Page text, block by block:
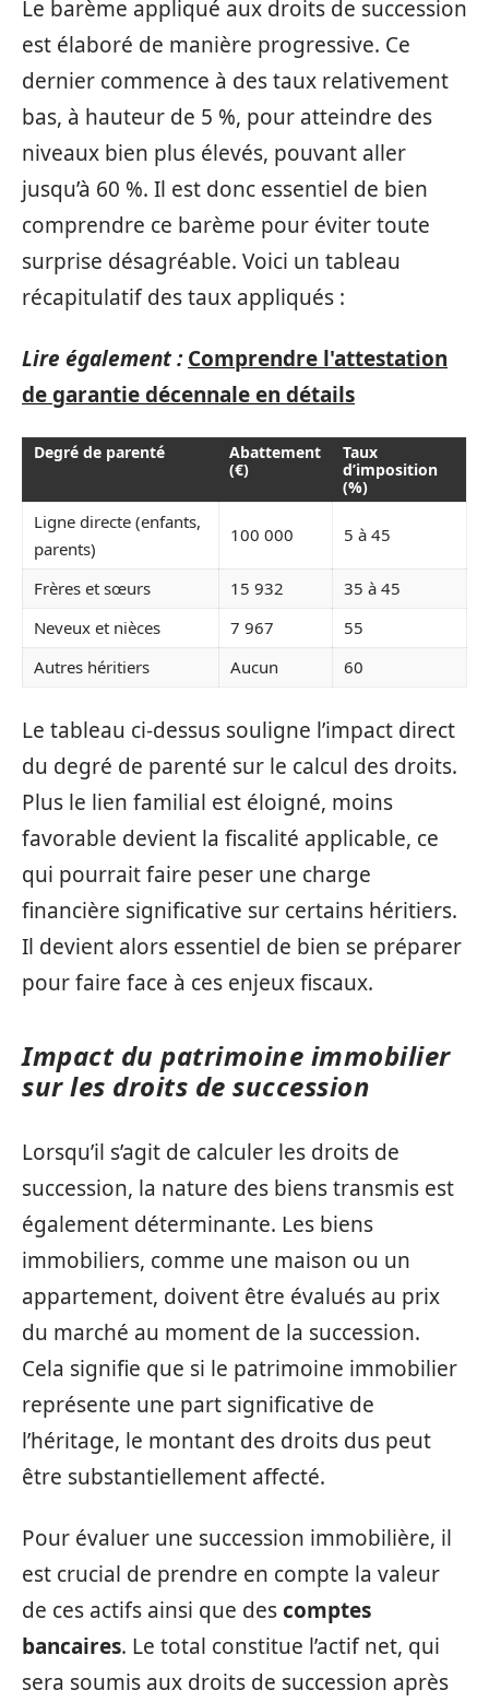
Le barème appliqué aux droits de succession
est élaboré de manière progressive. Ce
dernier commence à des taux relativement
bas, à hauteur de 5 %, pour atteindre des
niveaux bien plus élevés, pouvant aller
jusqu’à 60 %. Il est donc essentiel de bien
comprendre ce barème pour éviter toute
surprise désagréable. Voici un tableau
récapitulatif des taux appliqués :
Lire également : Comprendre l'attestation
de garantie décennale en détails
Degré de parenté
Abattement
(€)
Taux
d’imposition
(%)
Ligne directe (enfants,
parents)
100 000 5 à 45
Frères et sœurs 15 932
35 à 45
Neveux et nièces
7 967
55
Autres héritiers
Aucun 60
Le tableau ci-dessus souligne l’impact direct
du degré de parenté sur le calcul des droits.
Plus le lien familial est éloigné, moins
favorable devient la fiscalité applicable, ce
qui pourrait faire peser une charge
financière significative sur certains héritiers.
Il devient alors essentiel de bien se préparer
pour faire face à ces enjeux fiscaux.
Impact du patrimoine immobilier
sur les droits de succession
Lorsqu’il s’agit de calculer les droits de
succession, la nature des biens transmis est
également déterminante. Les biens
immobiliers, comme une maison ou un
appartement, doivent être évalués au prix
du marché au moment de la succession.
Cela signifie que si le patrimoine immobilier
représente une part significative de
l’héritage, le montant des droits dus peut
être substantiellement affecté.
Pour évaluer une succession immobilière, il
est crucial de prendre en compte la valeur
de ces actifs ainsi que descomptes
bancaires. Le total constitue l’actif net, qui
sera soumis aux droits de succession après